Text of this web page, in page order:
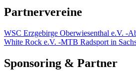
Partnervereine
WSC Erzgebirge Oberwiesenthal e.V. -
White Rock e.V. -MTB Radsport in
Sponsoring & Partner